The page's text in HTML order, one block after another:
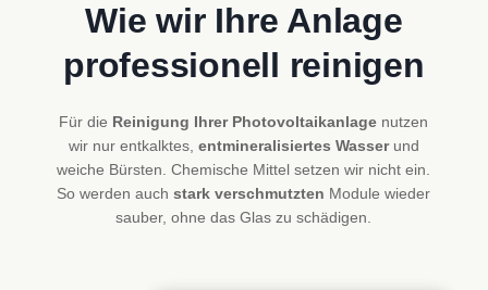
Wie wir Ihre Anlage
professionell reinigen
Für die Reinigung Ihrer Photovoltaikanlage nutzen
wir nur entkalktes, entmineralisiertes Wasserund
weiche Bürsten. Chemische Mittel setzen wir nicht ein.
So werden auchstark verschmutzten Module wieder
sauber, ohne das Glas zu schädigen.